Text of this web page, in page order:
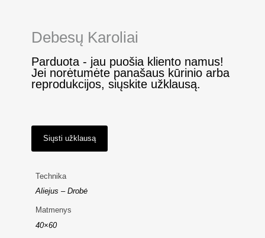
Debesų Karoliai
Parduota - jau puošia kliento namus!
Jei norėtumėte panašaus kūrinio arba
reprodukcijos, siųskite užklausą.
Siųsti užklausą
Technika
Aliejus – Drobė
Matmenys
40×60